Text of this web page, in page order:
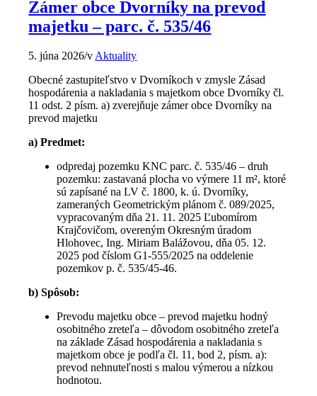
Zámer obce Dvorníky na prevod
majetku – parc. č. 535/46
5. júna 2026/vAktuality
Obecné zastupiteľstvo v Dvorníkoch v zmysle Zásad
hospodárenia a nakladania s majetkom obce Dvorníky čl.
11 odst. 2 písm. a) zverejňuje zámer obce Dvorníky na
prevod majetku
a) Predmet:
odpredaj pozemku KNC parc. č. 535/46 – druh
pozemku: zastavaná plocha vo výmere 11 m², ktoré
sú zapísané na LV č. 1800, k. ú. Dvorníky,
zameraných Geometrickým plánom č. 089/2025,
vypracovaným dňa 21. 11. 2025 Ľubomírom
Krajčovičom, overeným Okresným úradom
Hlohovec, Ing. Miriam Balážovou, dňa 05. 12.
2025 pod číslom G1-555/2025 na oddelenie
pozemkov p. č. 535/45-46.
b) Spôsob:
Prevodu majetku obce – prevod majetku hodný
osobitného zreteľa – dôvodom osobitného zreteľa
na základe Zásad hospodárenia a nakladania s
majetkom obce je podľa čl. 11, bod 2, písm. a):
prevod nehnuteľnosti s malou výmerou a nízkou
hodnotou.